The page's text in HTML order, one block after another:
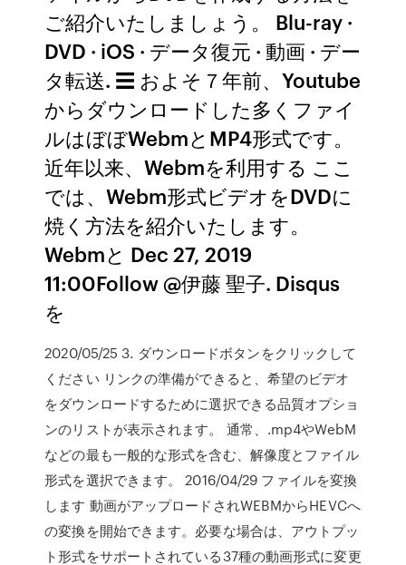
ご紹介いたしましょう。 Blu-ray ·
DVD · iOS · データ復元 · 動画 · デー
タ転送. ☰ およそ７年前、Youtube
からダウンロードした多くファイ
ルはぼぼWebmとMP4形式です。
近年以来、Webmを利用する ここ
では、Webm形式ビデオをDVDに
焼く方法を紹介いたします。
Webmと Dec 27, 2019
11:00Follow @伊藤 聖子. Disqus
を
2020/05/25 3. ダウンロードボタンをクリックして
ください リンクの準備ができると、希望のビデオ
をダウンロードするために選択できる品質オプショ
ンのリストが表示されます。 通常、.mp4やWebM
などの最も一般的な形式を含む、解像度とファイル
形式を選択できます。 2016/04/29 ファイルを変換
します 動画がアップロードされWEBMからHEVCへ
の変換を開始できます。必要な場合は、アウトプッ
ト形式をサポートされている37種の動画形式に変更